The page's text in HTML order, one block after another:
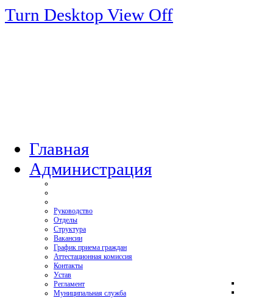
Turn Desktop View Off
Главная
Администрация
Руководство
Отделы
Структура
Вакансии
График приема граждан
Аттестационная комиссия
Контакты
Устав
Регламент
Муниципальная служба